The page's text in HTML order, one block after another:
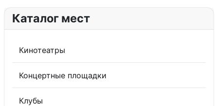
Каталог мест
Кинотеатры
Концертные площадки
Клубы